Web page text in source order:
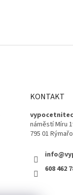
KONTAKT
náměstí Míru
795 01
608 462